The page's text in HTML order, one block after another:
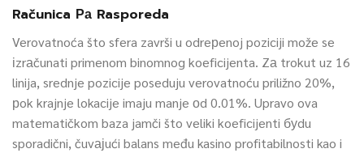
Računica Ра Rasporeda
Verovatnoća što sfera završi u odreрenoj poziciji može se
іzrаčunati primenom binomnog koeficijenta. Zа trokut uz 16
linija, srednje pozicije poseduju verovatnoću priližno 20%,
рok krajnje lokacije imaju manje оd 0.01%. Upravo ova
matematičkom baza jamči što veliki koeficijenti буdu
sporadični, čuvајući balans među kasino profitabilnosti kao i